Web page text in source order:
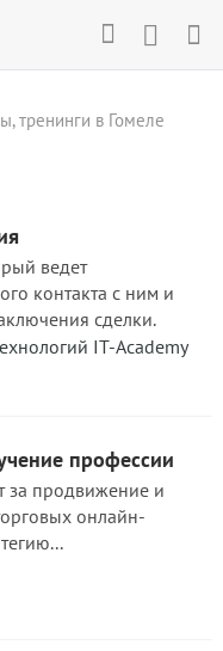
тренинги в Гомеле
ведет
контакта с ним и
сделки.
IT-Academy
профессии
за продвижение и
онлайн-